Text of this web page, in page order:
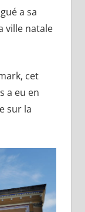
a sa
ville natale
cet
a eu en
sur la